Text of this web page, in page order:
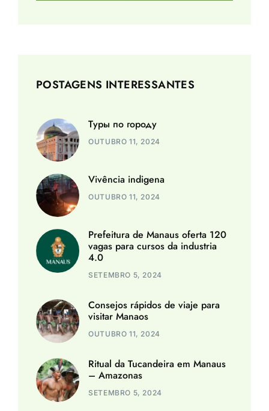
POSTAGENS INTERESSANTES
Туры по городу
OUTUBRO 11, 2024
Vivência indigena
OUTUBRO 11, 2024
Prefeitura de Manaus oferta 120
vagas para cursos da industria
4.0
SETEMBRO 5, 2024
Consejos rápidos de viaje para
visitar Manaos
OUTUBRO 11, 2024
Ritual da Tucandeira em Manaus
– Amazonas
SETEMBRO 5, 2024